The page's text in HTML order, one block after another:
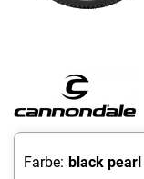
Farbe: black pearl